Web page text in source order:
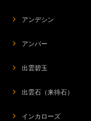
アンデシン
アンバー
出雲碧玉
出雲石（来待石）
インカローズ